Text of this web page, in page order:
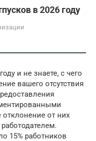
в 2026 году
и не знаете, с чего
вашего отсутствия
от них
15% работников